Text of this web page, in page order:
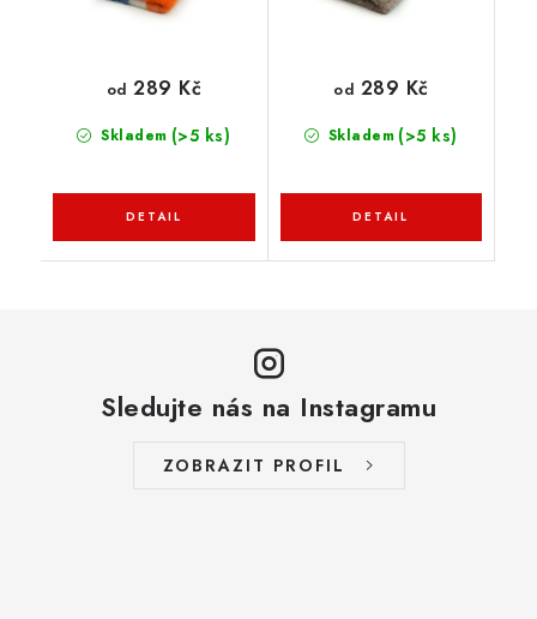
Skladem (>5 ks)
od 289 Kč
Skladem (>5 ks)
od 289 Kč
Sledujte nás na Instagramu
ZOBRAZIT PROFIL